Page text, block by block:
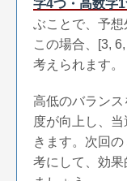
字4つ・高数字
ぶことで、予想
この場合、[3,
考えられます。
高低のバラン
度が向上し、
きます。次回
考にして、効